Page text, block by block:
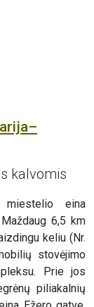
kalvomis
eina
6,5 km
keliu (Nr.
stovėjimo
Prie jos
piliakalnių